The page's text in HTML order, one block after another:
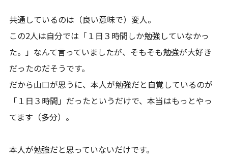
共通しているのは（良い意味で）変人。
この2人は自分では「１日３時間しか勉強していなかっ
た。」なんて言っていましたが、そもそも勉強が大好き
だったのだそうです。
だから山口が思うに、本人が勉強だと自覚しているのが
「１日３時間」だったというだけで、本当はもっとやっ
てます（多分）。
本人が勉強だと思っていないだけです。